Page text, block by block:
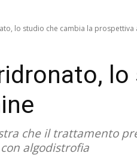
lo studio che cambia la prospettiva
che il trattamento
algodistrofia